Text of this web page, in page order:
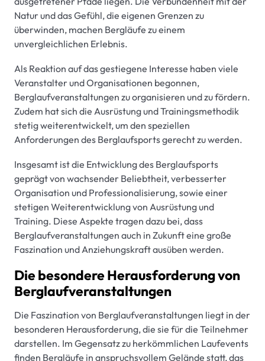
Natur und das Gefühl, die eigenen Grenzen zu
überwinden, machen Bergläufe zu einem
unvergleichlichen Erlebnis.
Als Reaktion auf das gestiegene Interesse haben viele
Veranstalter und Organisationen begonnen,
Berglaufveranstaltungen zu organisieren und zu fördern.
Zudem hat sich die Ausrüstung und Trainingsmethodik
stetig weiterentwickelt, um den speziellen
Anforderungen des Berglaufsports gerecht zu werden.
Insgesamt ist die Entwicklung des Berglaufsports
geprägt von wachsender Beliebtheit, verbesserter
Organisation und Professionalisierung, sowie einer
stetigen Weiterentwicklung von Ausrüstung und
Training. Diese Aspekte tragen dazu bei, dass
Berglaufveranstaltungen auch in Zukunft eine große
Faszination und Anziehungskraft ausüben werden.
Die besondere Herausforderung von
Berglaufveranstaltungen
Die Faszination von Berglaufveranstaltungen liegt in der
besonderen Herausforderung, die sie für die Teilnehmer
darstellen. Im Gegensatz zu herkömmlichen Laufevents
finden Bergläufe in anspruchsvollem Gelände statt, das